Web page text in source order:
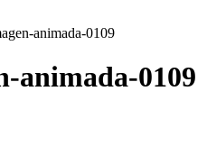
animada-0109
animada-0109